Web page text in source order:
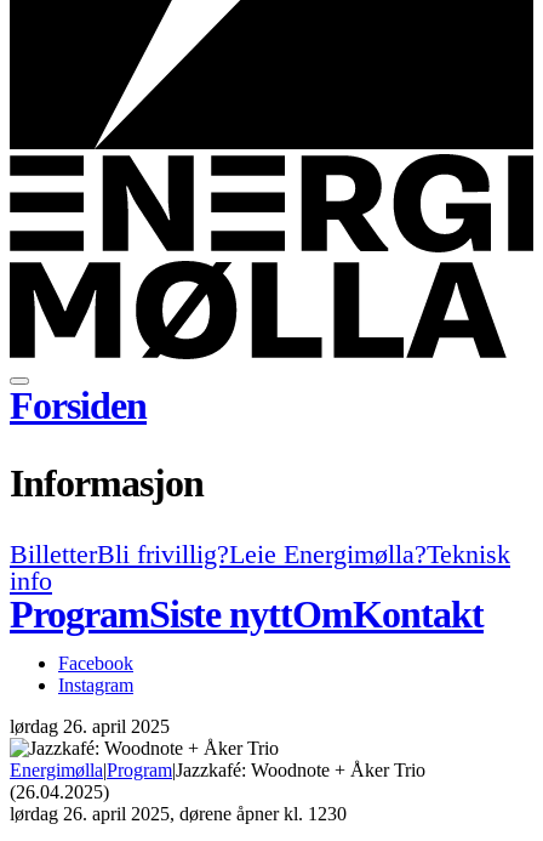
Forsiden
Informasjon
BilletterBli frivillig?Leie Energimølla?Teknisk
info
ProgramSiste nyttOmKontakt
Facebook
Instagram
lørdag 26. april 2025
Energimølla|Program|Jazzkafé: Woodnote + Åker Trio
(26.04.2025)
lørdag 26. april 2025, dørene åpner kl. 1230